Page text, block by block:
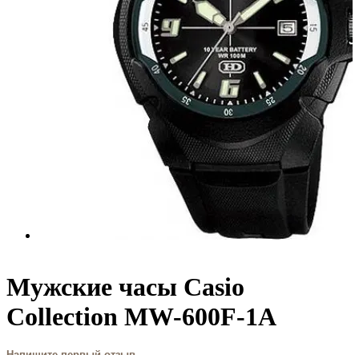
Мужские часы Casio
Collection MW-600F-1A